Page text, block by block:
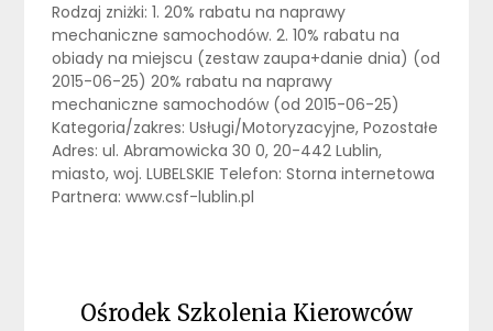
Rodzaj zniżki: 1. 20% rabatu na naprawy
mechaniczne samochodów. 2. 10% rabatu na
obiady na miejscu (zestaw zaupa+danie dnia) (od
2015-06-25) 20% rabatu na naprawy
mechaniczne samochodów (od 2015-06-25)
Kategoria/zakres: Usługi/Motoryzacyjne, Pozostałe
Adres: ul. Abramowicka 30 0, 20-442 Lublin,
miasto, woj. LUBELSKIE Telefon: Storna internetowa
Partnera: www.csf-lublin.pl
Ośrodek Szkolenia Kierowców